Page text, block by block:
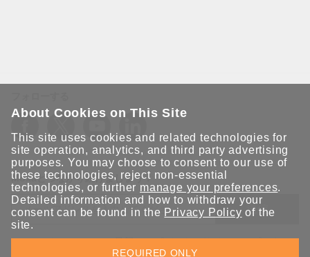
Moxaとつながり続けましょう！
送信
Moxaソリューションの最新アップデートにサインアップしま
す。 Moxaではプライバシーを尊重しており、メールを他の人と
About Cookies on This Site
This site uses cookies and related technologies for
site operation, analytics, and third party advertising
purposes. You may choose to consent to our use of
these technologies, reject non-essential
technologies, or further manage your preferences.
Detailed information and how to withdraw your
consent can be found in the Privacy Policy of the
site.
REQUIRED ONLY